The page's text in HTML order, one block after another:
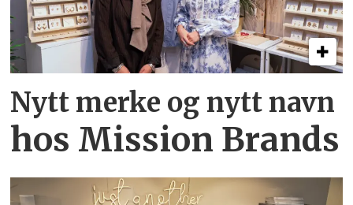
Nytt merke og nytt navn
hos Mission Brands